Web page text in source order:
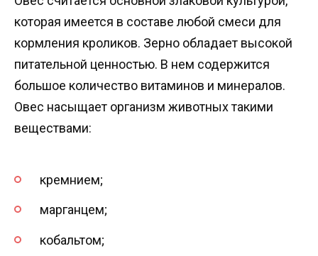
которая имеется в составе любой смеси для
кормления кроликов. Зерно обладает высокой
питательной ценностью. В нем содержится
большое количество витаминов и минералов.
Овес насыщает организм животных такими
веществами:
кремнием;
марганцем;
кобальтом;